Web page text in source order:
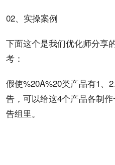
02、 实操案例
下面这个是我们优化师分享
考：
假使%20A%20类产品有1、
告，可以给这4个产品各制
告组里。